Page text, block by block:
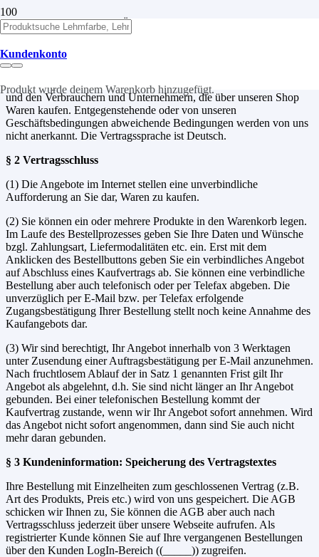
Kundenkonto
Produkt wurde deinem Warenkorb hinzugefügt.
ALLGEMEINE GESCHÄFTSBEDINGUNGEN
§ 1 Geltungsbereich, Kundeninformationen
Die folgenden allgemeinen Geschäftsbedingungen (AGB) regeln
das Vertragsverhältnis zwischen Walter Rysse GmbH & Co. KG
und den Verbrauchern und Unternehmern, die über unseren Shop
Waren kaufen. Entgegenstehende oder von unseren
Geschäftsbedingungen abweichende Bedingungen werden von uns
nicht anerkannt. Die Vertragssprache ist Deutsch.
§ 2 Vertragsschluss
(1) Die Angebote im Internet stellen eine unverbindliche
Aufforderung an Sie dar, Waren zu kaufen.
(2) Sie können ein oder mehrere Produkte in den Warenkorb legen.
Im Laufe des Bestellprozesses geben Sie Ihre Daten und Wünsche
bzgl. Zahlungsart, Liefermodalitäten etc. ein. Erst mit dem
Anklicken des Bestellbuttons geben Sie ein verbindliches Angebot
auf Abschluss eines Kaufvertrags ab. Sie können eine verbindliche
Bestellung aber auch telefonisch oder per Telefax abgeben. Die
unverzüglich per E-Mail bzw. per Telefax erfolgende
Zugangsbestätigung Ihrer Bestellung stellt noch keine Annahme des
Kaufangebots dar.
(3) Wir sind berechtigt, Ihr Angebot innerhalb von 3 Werktagen
unter Zusendung einer Auftragsbestätigung per E-Mail anzunehmen.
Nach fruchtlosem Ablauf der in Satz 1 genannten Frist gilt Ihr
Angebot als abgelehnt, d.h. Sie sind nicht länger an Ihr Angebot
gebunden. Bei einer telefonischen Bestellung kommt der
Kaufvertrag zustande, wenn wir Ihr Angebot sofort annehmen. Wird
das Angebot nicht sofort angenommen, dann sind Sie auch nicht
mehr daran gebunden.
§ 3 Kundeninformation: Speicherung des Vertragstextes
Ihre Bestellung mit Einzelheiten zum geschlossenen Vertrag (z.B.
Art des Produkts, Preis etc.) wird von uns gespeichert. Die AGB
schicken wir Ihnen zu, Sie können die AGB aber auch nach
Vertragsschluss jederzeit über unsere Webseite aufrufen. Als
registrierter Kunde können Sie auf Ihre vergangenen Bestellungen
über den Kunden LogIn-Bereich ((_____)) zugreifen.